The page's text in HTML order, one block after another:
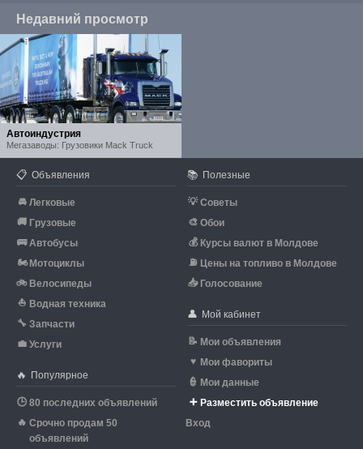
Недавний просмотр
Автоиндустрия
Мегазаводы: Грузовики Mack Truck
📋 Объявления
🚘 Легковые
🚚 Грузовые
🚌 Автобусы
🏍 Мотоциклы
🚲 Велосипеды
⛵ Водная техника
🔧 Запчасти
💼 Услуги
🔥 Популярное
🕒 80 последних объявлений
🔥 Срочно продам 50
объявлений
📚 Полезные
💡 Советы
🎨 Обои
💰 Курсы валют в Молдове
⛽ Цены на топливо в Молдове
📥 Голосование
👤 Мой кабинет
📝 Мои объявления
♥ Мои фавориты
👮 Мои данные
➕ Разместить объявление
Вход